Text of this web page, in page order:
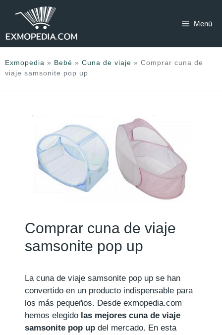
Menú
Exmopedia » Bebé » Cuna de viaje » Comprar cuna de
viaje samsonite pop up
Comprar cuna de viaje
samsonite pop up
La cuna de viaje samsonite pop up se han
convertido en un producto indispensable para
los más pequeños. Desde exmopedia.com
hemos elegido las mejores cuna de viaje
samsonite pop up del mercado. En esta